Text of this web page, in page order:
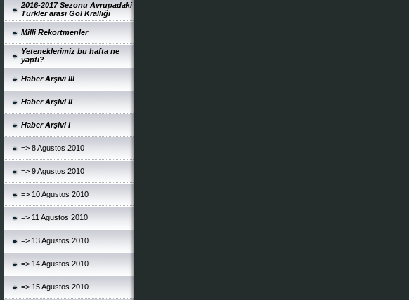
2016-2017 Sezonu Avrupadaki
Türkler arası Gol Krallığı
Milli Rekortmenler
Yeteneklerimiz bu hafta ne
yaptı?
Haber Arşivi III
Haber Arşivi II
Haber Arşivi I
=> 8 Agustos 2010
=> 9 Agustos 2010
=> 10 Agustos 2010
=> 11 Agustos 2010
=> 13 Agustos 2010
=> 14 Agustos 2010
=> 15 Agustos 2010